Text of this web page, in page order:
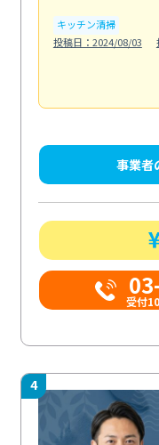
キッチン清掃
投稿日：2024/08/03
事業者
受付
4